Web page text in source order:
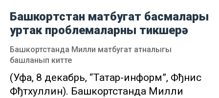
Башкортстан матбугат басмалары
уртак проблемаларны тикшерә
Башкортстанда Милли матбугат атналыгы
башланып китте
(Уфа, 8 декабрь, “Татар-информ”, Фђнис
Фђтхуллин). Башкортстанда Милли